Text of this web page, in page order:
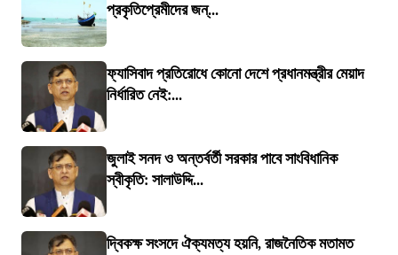
প্রকৃতিপ্রেমীদের জন্...
ফ্যাসিবাদ প্রতিরোধে কোনো দেশে প্রধানমন্ত্রীর মেয়াদ
নির্ধারিত নেই:...
জুলাই সনদ ও অন্তর্বর্তী সরকার পাবে সাংবিধানিক
স্বীকৃতি: সালাউদ্দি...
দ্বিকক্ষ সংসদে ঐক্যমত্য হয়নি, রাজনৈতিক মতামত